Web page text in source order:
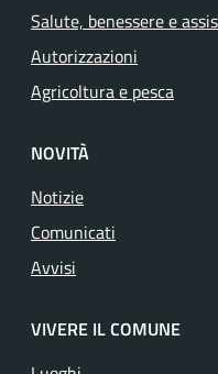
Salute, benessere e
Autorizzazioni
Agricoltura e pesca
NOVITÀ
Notizie
Comunicati
Avvisi
VIVERE IL COMUNE